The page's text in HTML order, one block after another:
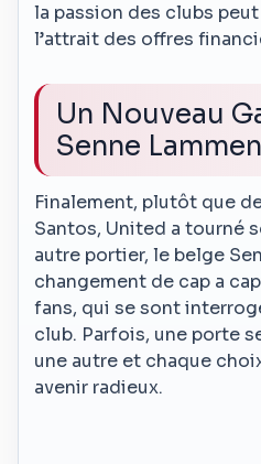
la passion des clubs
l’attrait des offres
Un Nouveau
Senne
Finalement, plutôt que
Santos, United a tourné
autre portier, le belge
changement de cap a
fans, qui se sont
club. Parfois, une porte
une autre et chaque
avenir radieux.